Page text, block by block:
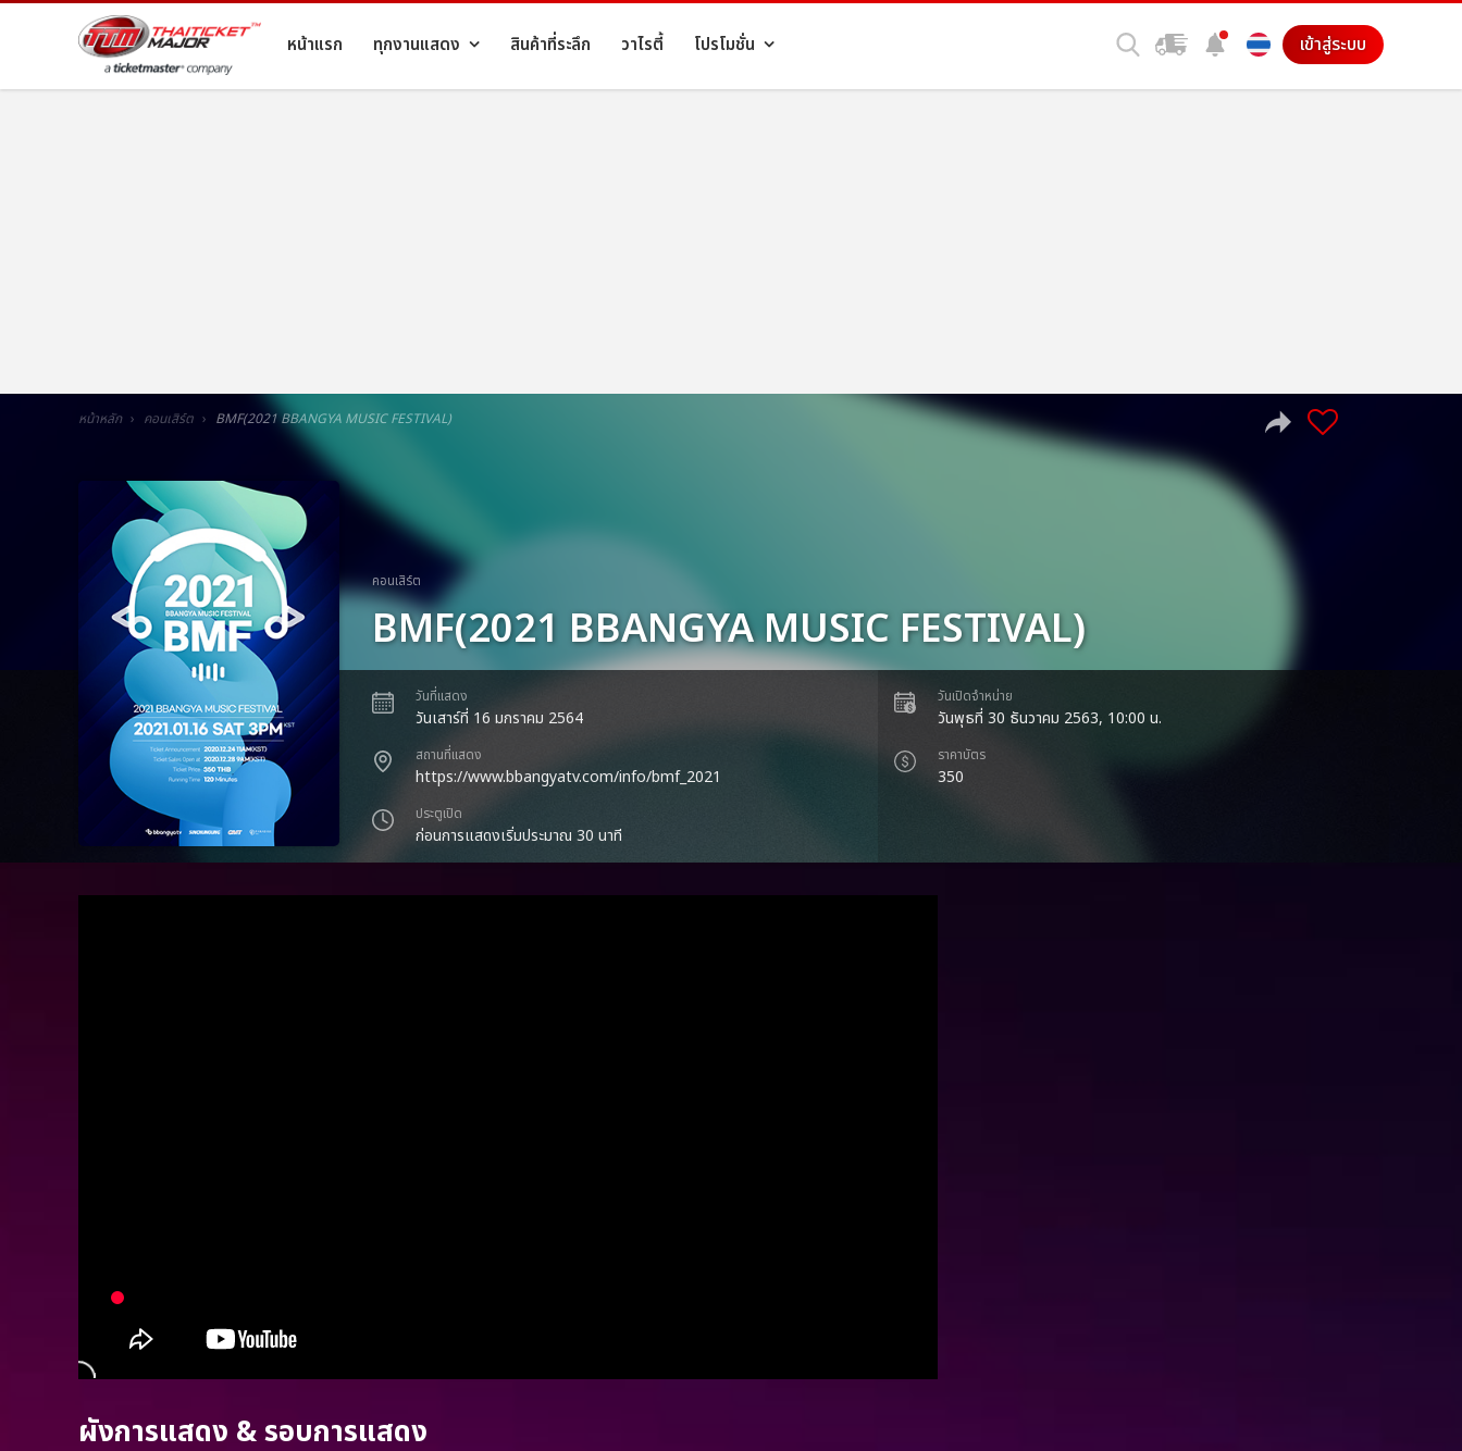
หน้าแรก ทุกงานแสดง สินค้าที่ระลึก วาไรตี้ โปรโมชั่น เข้าสู่ระบบ
หน้าหลัก คอนเสิร์ต BMF(2021 BBANGYA MUSIC FESTIVAL)
คอนเสิร์ต
BMF(2021 BBANGYA MUSIC FESTIVAL)
วันที่แสดง
วันเสาร์ที่ 16 มกราคม 2564
สถานที่แสดง
https://www.bbangyatv.com/info/bmf_2021
ประตูเปิด
ก่อนการแสดงเริ่มประมาณ 30 นาที
วันเปิดจำหน่าย
วันพุธที่ 30 ธันวาคม 2563, 10:00 น.
ราคาบัตร
350
ผังการแสดง & รอบการแสดง